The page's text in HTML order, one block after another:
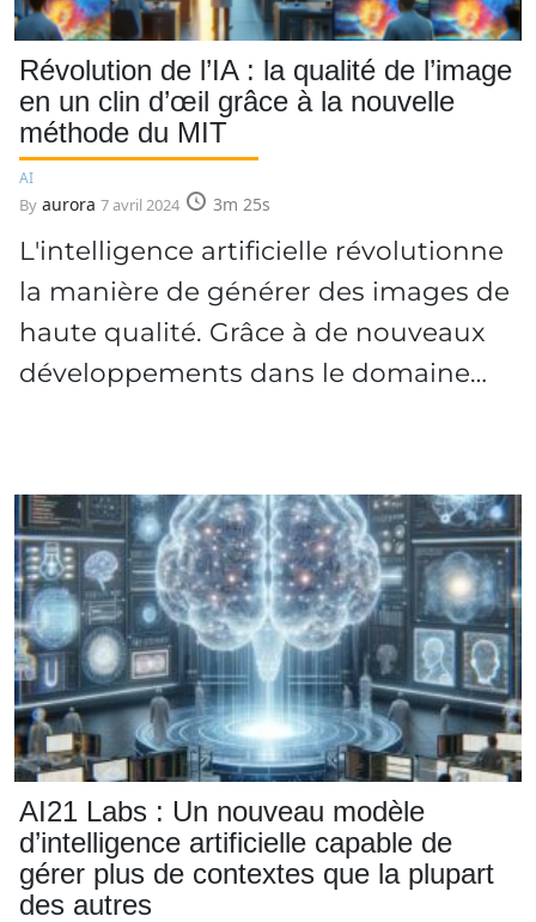
Révolution de l’IA : la qualité de l’image
en un clin d’œil grâce à la nouvelle
méthode du MIT
AI
By aurora 7 avril 2024 3m 25s
L'intelligence artificielle révolutionne
la manière de générer des images de
haute qualité. Grâce à de nouveaux
développements dans le domaine…
AI21 Labs : Un nouveau modèle
d’intelligence artificielle capable de
gérer plus de contextes que la plupart
des autres